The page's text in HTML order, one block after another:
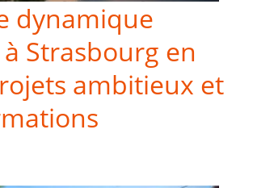
dynamique
Strasbourg en
ambitieux et